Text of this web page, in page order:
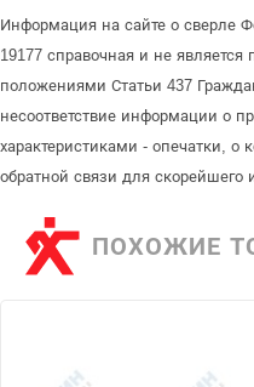
Информация на сайте о сверле
19177 справочная и не
положениями Статьи 437
несоответствие информации о
характеристиками - опечатки,
обратной связи для скорейшего
ПОХОЖИЕ